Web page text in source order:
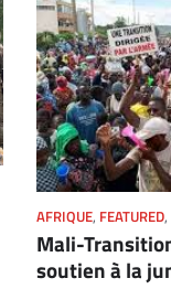
AFRIQUE, FEATURED,
Mali-
soutien à la